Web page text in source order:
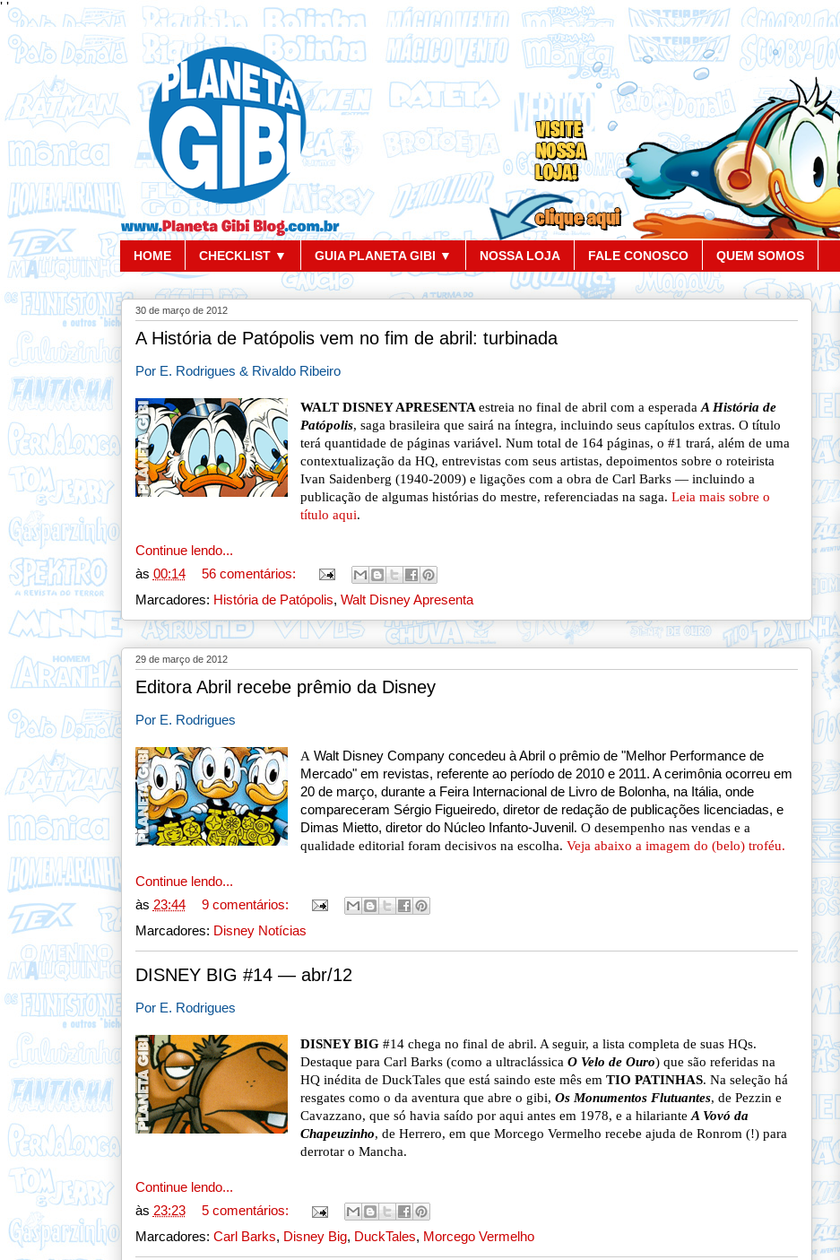
' '
HOME CHECKLIST ▼ GUIA PLANETA GIBI ▼ NOSSA LOJA FALE CONOSCO QUEM SOMOS
30 de março de 2012
A História de Patópolis vem no fim de abril: turbinada
Por E. Rodrigues & Rivaldo Ribeiro
WALT DISNEY APRESENTAestreia no final de abril com a esperadaA História de
Patópolis, saga brasileira que sairá na íntegra, incluindo seus capítulos extras. O título
terá quantidade de páginas variável. Num total de 164 páginas, o #1 trará, além de uma
contextualização da HQ, entrevistas com seus artistas, depoimentos sobre o roteirista
Ivan Saidenberg (1940-2009) e ligações com a obra de Carl Barks — incluindo a
publicação de algumas histórias do mestre, referenciadas na saga.Leia mais sobre o
título aqui.
Continue lendo...
às 00:14
56 comentários:
Marcadores: História de Patópolis, Walt Disney Apresenta
29 de março de 2012
Editora Abril recebe prêmio da Disney
Por E. Rodrigues
A Walt Disney Company concedeu à Abril o prêmio de"Melhor Performance de
Mercado" em revistas, referente ao período de 2010 e 2011. A cerimônia ocorreu em
20 de março, durante a Feira Internacional de Livro de Bolonha, na Itália, onde
compareceram Sérgio Figueiredo,diretor de redação de publicações licenciadas, e
Dimas Mietto, diretor do Núcleo Infanto-Juvenil . O desempenho nas vendas e a
qualidade editorial foram decisivos na escolha.Veja abaixo a imagem do (belo) troféu.
Continue lendo...
às 23:44
9 comentários:
Marcadores: Disney Notícias
DISNEY BIG #14 — abr/12
Por E. Rodrigues
DISNEY BIG #14 chega no final de abril. A seguir, a lista completa de suas HQs.
Destaque para Carl Barks (como a ultraclássicaO Velo de Ouro) que são referidas na
HQ inédita de DuckTales que está saindo este mês emTIO PATINHAS. Na seleção há
resgates como o da aventura que abre o gibi,Os Monumentos Flutuantes, de Pezzin e
Cavazzano, que só havia saído por aqui antes em 1978, e a hilarianteA Vovó da
Chapeuzinho, de Herrero, em que Morcego Vermelho recebe ajuda de Ronrom (!) para
derrotar o Mancha.
Continue lendo...
às 23:23
5 comentários:
Marcadores: Carl Barks, Disney Big, DuckTales, Morcego Vermelho